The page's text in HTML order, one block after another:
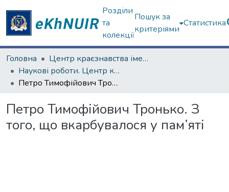
Розділи
та
колекції
Пошук за
критеріями
Статистика
Головна
Центр краєзнавства імені академіка П.Т. Тронька
Наукові роботи. Центр краєзнавства
Петро Тимофійович Тронько. З того, що вкарбувалося у пам’яті
Петро Тимофійович Тронько. З
того, що вкарбувалося у пам’яті